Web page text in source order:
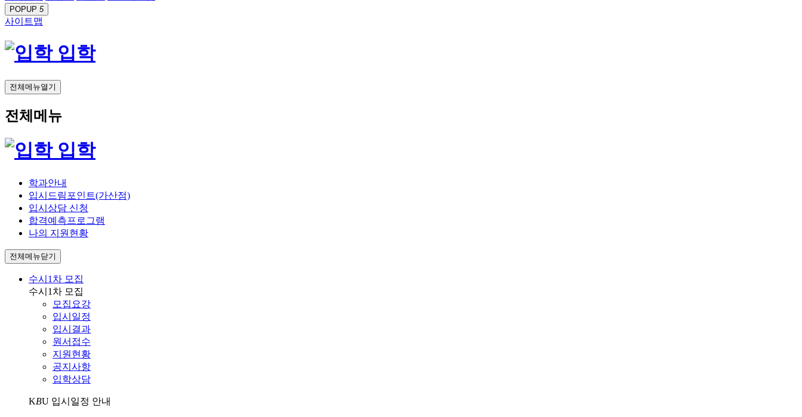
POPUP 5
사이트맵
입학
전체메뉴열기
전체메뉴
입학
학과안내
입시드림포인트(가산점)
입시상담 신청
합격예측프로그램
나의 지원현황
전체메뉴닫기
수시1차 모집
수시1차 모집
모집요강
입시일정
입시결과
원서접수
지원현황
공지사항
입학상담
KBU 입시일정 안내